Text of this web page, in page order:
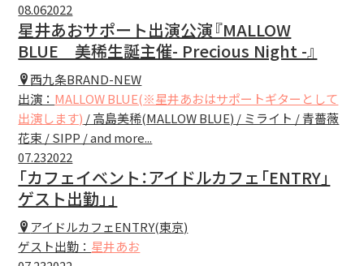
08.062022
星井あおサポート出演公演『MALLOW
BLUE 美稀生誕主催- Precious Night -』
西九条BRAND-NEW
出演： MALLOW BLUE(※星井あおはサポートギターとして
出演します) / 高島美稀(MALLOW BLUE) / ミライト / 青薔薇
花束 / SIPP / and more...
07.232022
「カフェイベント：アイドルカフェ「ENTRY」
ゲスト出勤」」
アイドルカフェENTRY(東京)
ゲスト出勤： 星井あお